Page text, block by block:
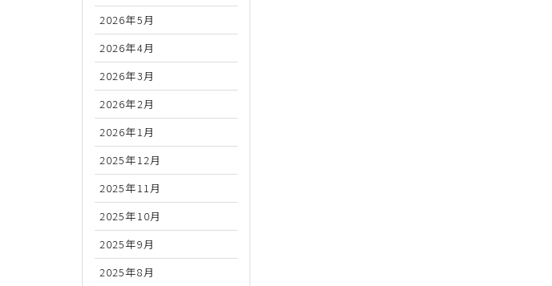
2026年5月
2026年4月
2026年3月
2026年2月
2026年1月
2025年12月
2025年11月
2025年10月
2025年9月
2025年8月